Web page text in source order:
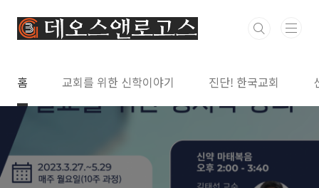
홈 교회를 위한 신학이야기 진단! 한국교회